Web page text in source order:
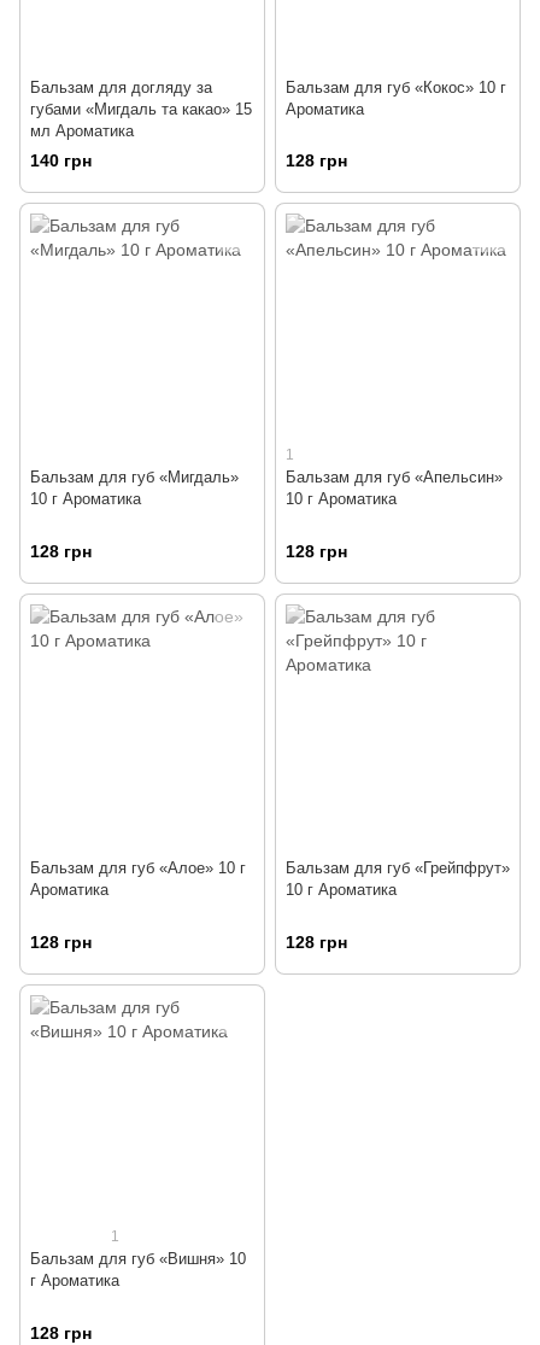
Бальзам для догляду за
губами «Мигдаль та какао» 15
мл Ароматика
140 грн
Бальзам для губ «Кокос» 10 г
Ароматика
128 грн
Бальзам для губ «Мигдаль»
10 г Ароматика
128 грн
1
Бальзам для губ «Апельсин»
10 г Ароматика
128 грн
Бальзам для губ «Алое» 10 г
Ароматика
128 грн
Бальзам для губ «Грейпфрут»
10 г Ароматика
128 грн
1
Бальзам для губ «Вишня» 10
г Ароматика
128 грн